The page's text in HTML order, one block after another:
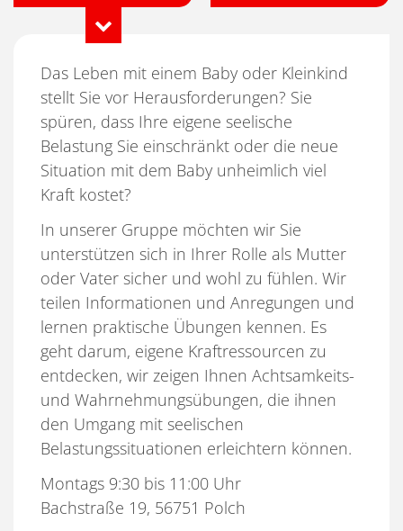
Das Leben mit einem Baby oder Kleinkind
stellt Sie vor Herausforderungen? Sie
spüren, dass Ihre eigene seelische
Belastung Sie einschränkt oder die neue
Situation mit dem Baby unheimlich viel
Kraft kostet?
In unserer Gruppe möchten wir Sie
unterstützen sich in Ihrer Rolle als Mutter
oder Vater sicher und wohl zu fühlen. Wir
teilen Informationen und Anregungen und
lernen praktische Übungen kennen. Es
geht darum, eigene Kraftressourcen zu
entdecken, wir zeigen Ihnen Achtsamkeits-
und Wahrnehmungsübungen, die ihnen
den Umgang mit seelischen
Belastungssituationen erleichtern können.
Montags 9:30 bis 11:00 Uhr
Bachstraße 19, 56751 Polch